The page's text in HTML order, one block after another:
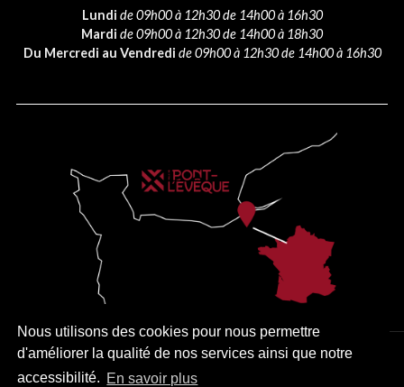
Nous utilisons des cookies pour nous permettre
d'améliorer la qualité de nos services ainsi que notre
accessibilité. En savoir plus
Lundi de 09h00 à 12h30 de 14h00 à 16h30
Mardi de 09h00 à 12h30 de 14h00 à 18h30
Du Mercredi au Vendredi de 09h00 à 12h30 de 14h00 à 16h30
PLAN DU SITE MENTIONS LÉGALES ACCESSIBILITÉ